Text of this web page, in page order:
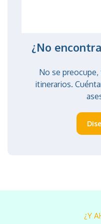
¿No
No se
itinerarios.
¿Y